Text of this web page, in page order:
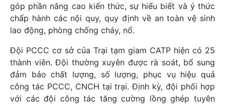
góp phần nâng cao kiến thức, sự hiểu biết và ý thức
chấp hành các nội quy, quy định về an toàn vệ sinh
lao động, phòng chống cháy, nổ.
Đội PCCC cơ sở của Trại tạm giam CATP hiện có 25
thành viên. Đội thường xuyên được rà soát, bổ sung
đảm bảo chất lượng, số lượng, phục vụ hiệu quả
công tác PCCC, CNCH tại trại. Định kỳ, đội phối hợp
với các đội công tác tăng cường lồng ghép tuyên